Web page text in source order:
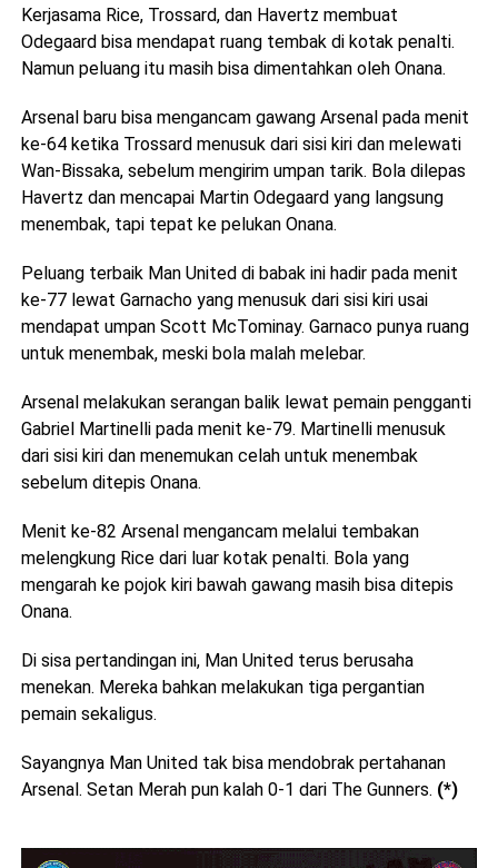
Kerjasama Rice, Trossard, dan Havertz membuat
Odegaard bisa mendapat ruang tembak di kotak penalti.
Namun peluang itu masih bisa dimentahkan oleh Onana.
Arsenal baru bisa mengancam gawang Arsenal pada menit
ke-64 ketika Trossard menusuk dari sisi kiri dan melewati
Wan-Bissaka, sebelum mengirim umpan tarik. Bola dilepas
Havertz dan mencapai Martin Odegaard yang langsung
menembak, tapi tepat ke pelukan Onana.
Peluang terbaik Man United di babak ini hadir pada menit
ke-77 lewat Garnacho yang menusuk dari sisi kiri usai
mendapat umpan Scott McTominay. Garnaco punya ruang
untuk menembak, meski bola malah melebar.
Arsenal melakukan serangan balik lewat pemain pengganti
Gabriel Martinelli pada menit ke-79. Martinelli menusuk
dari sisi kiri dan menemukan celah untuk menembak
sebelum ditepis Onana.
Menit ke-82 Arsenal mengancam melalui tembakan
melengkung Rice dari luar kotak penalti. Bola yang
mengarah ke pojok kiri bawah gawang masih bisa ditepis
Onana.
Di sisa pertandingan ini, Man United terus berusaha
menekan. Mereka bahkan melakukan tiga pergantian
pemain sekaligus.
Sayangnya Man United tak bisa mendobrak pertahanan
Arsenal. Setan Merah pun kalah 0-1 dari The Gunners. (*)